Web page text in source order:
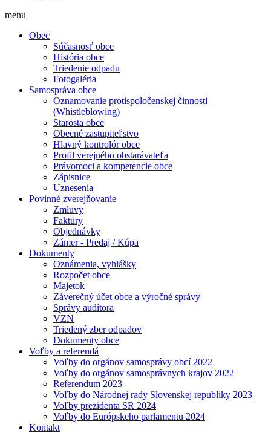
menu
Obec
Súčasnosť obce
História obce
Triedenie odpadu
Fotogaléria
Samospráva obce
Oznamovanie protispoločenskej činnosti
(Whistleblowing)
Starosta obce
Obecné zastupiteľstvo
Hlavný kontrolór obce
Profil verejného obstarávateľa
Právomoci a kompetencie obce
Zápisnice
Uznesenia
Povinné zverejňovanie
Zmluvy
Faktúry
Objednávky
Zámer - Predaj / Kúpa
Dokumenty
Oznámenia, vyhlášky
Rozpočet obce
Majetok
Záverečný účet obce a výročné správy
Správy audítora
VZN
Triedený zber odpadov
Dokumenty obce
Voľby a referendá
Voľby do orgánov samosprávy obcí 2022
Voľby do orgánov samosprávnych krajov 2022
Referendum 2023
Voľby do Národnej rady Slovenskej republiky 2023
Voľby prezidenta SR 2024
Voľby do Európskeho parlamentu 2024
Kontakt